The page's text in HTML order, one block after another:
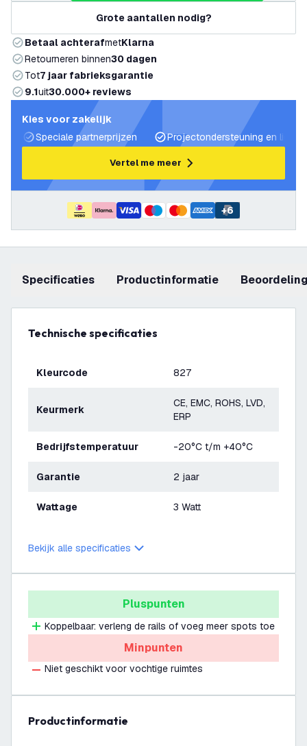
Grote aantallen nodig?
Betaal achterafmetKlarna
Retourneren binnen30 dagen
Tot7 jaar fabrieksgarantie
9.1uit30.000+ reviews
Kies voor zakelijk
Speciale partnerprijzen
Projectondersteuning en
Vertel me meer
+6
Specificaties productinformatie
Technische specificaties
Kleurcode 827
Keurmerk
CE, EMC, ROHS, LVD,
ERP
Bedrijfstemperatuur -20°C t/m +40°C
Garantie 2 jaar
Wattage 3 Watt
Bekijk alle specificaties
Pluspunten
Koppelbaar: verleng de rails of voeg meer spots toe
Minpunten
Niet geschikt voor vochtige ruimtes
productinformatie